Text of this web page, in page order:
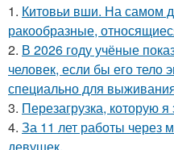
1. Китовьи вши. На самом
ракообразные,
2. В 2026 году учёные
человек, если бы его тело
специально для
3. Перезагрузка, которую
4. За 11 лет работы через
девушек.